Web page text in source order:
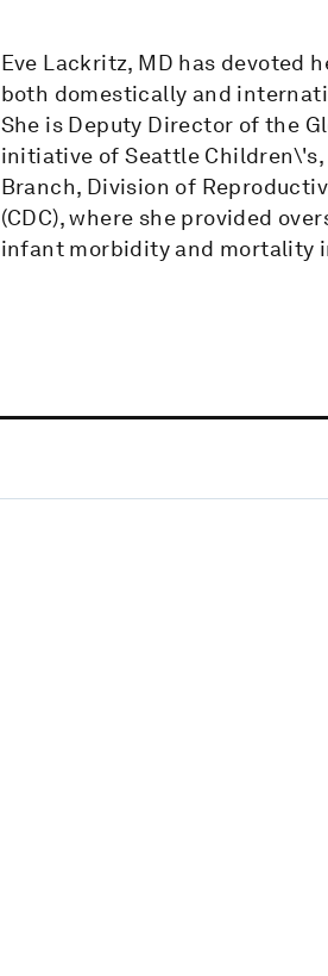
Eve Lackritz, MD has devoted
both domestically and
She is Deputy Director of the
initiative of Seattle
Branch, Division of
(CDC), where she provided
infant morbidity and mortality